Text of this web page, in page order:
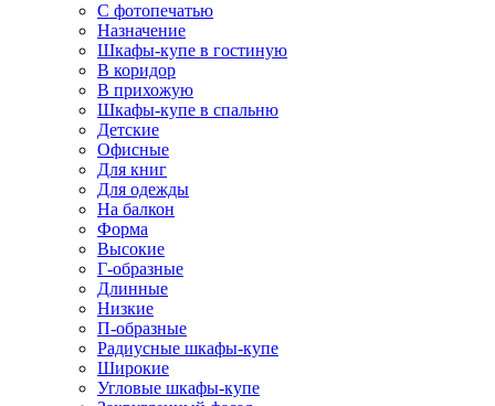
С фотопечатью
Назначение
Шкафы-купе в гостиную
В коридор
В прихожую
Шкафы-купе в спальню
Детские
Офисные
Для книг
Для одежды
На балкон
Форма
Высокие
Г-образные
Длинные
Низкие
П-образные
Радиусные шкафы-купе
Широкие
Угловые шкафы-купе